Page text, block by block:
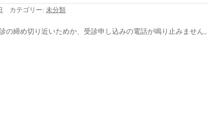
カテゴリー: 未分類
の締め切り近いためか、受診申し込みの電話が鳴り止みません。